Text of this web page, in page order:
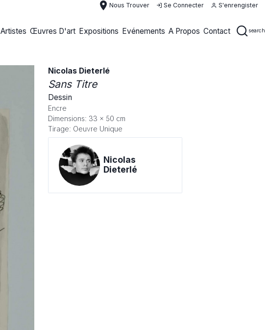
place Nous Trouver Se Connecter S'enrengister
Artistes Œuvres D'art Expositions Evénements A Propos Contact search
Nicolas Dieterlé
Sans Titre
Dessin
Encre
Dimensions: 33 x 50 cm
Tirage: Oeuvre Unique
Nicolas
Dieterlé